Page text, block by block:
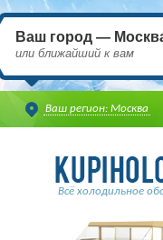
Ваш регион: Москва
Ваш город —
или ближайший к вам
Всё холодильное